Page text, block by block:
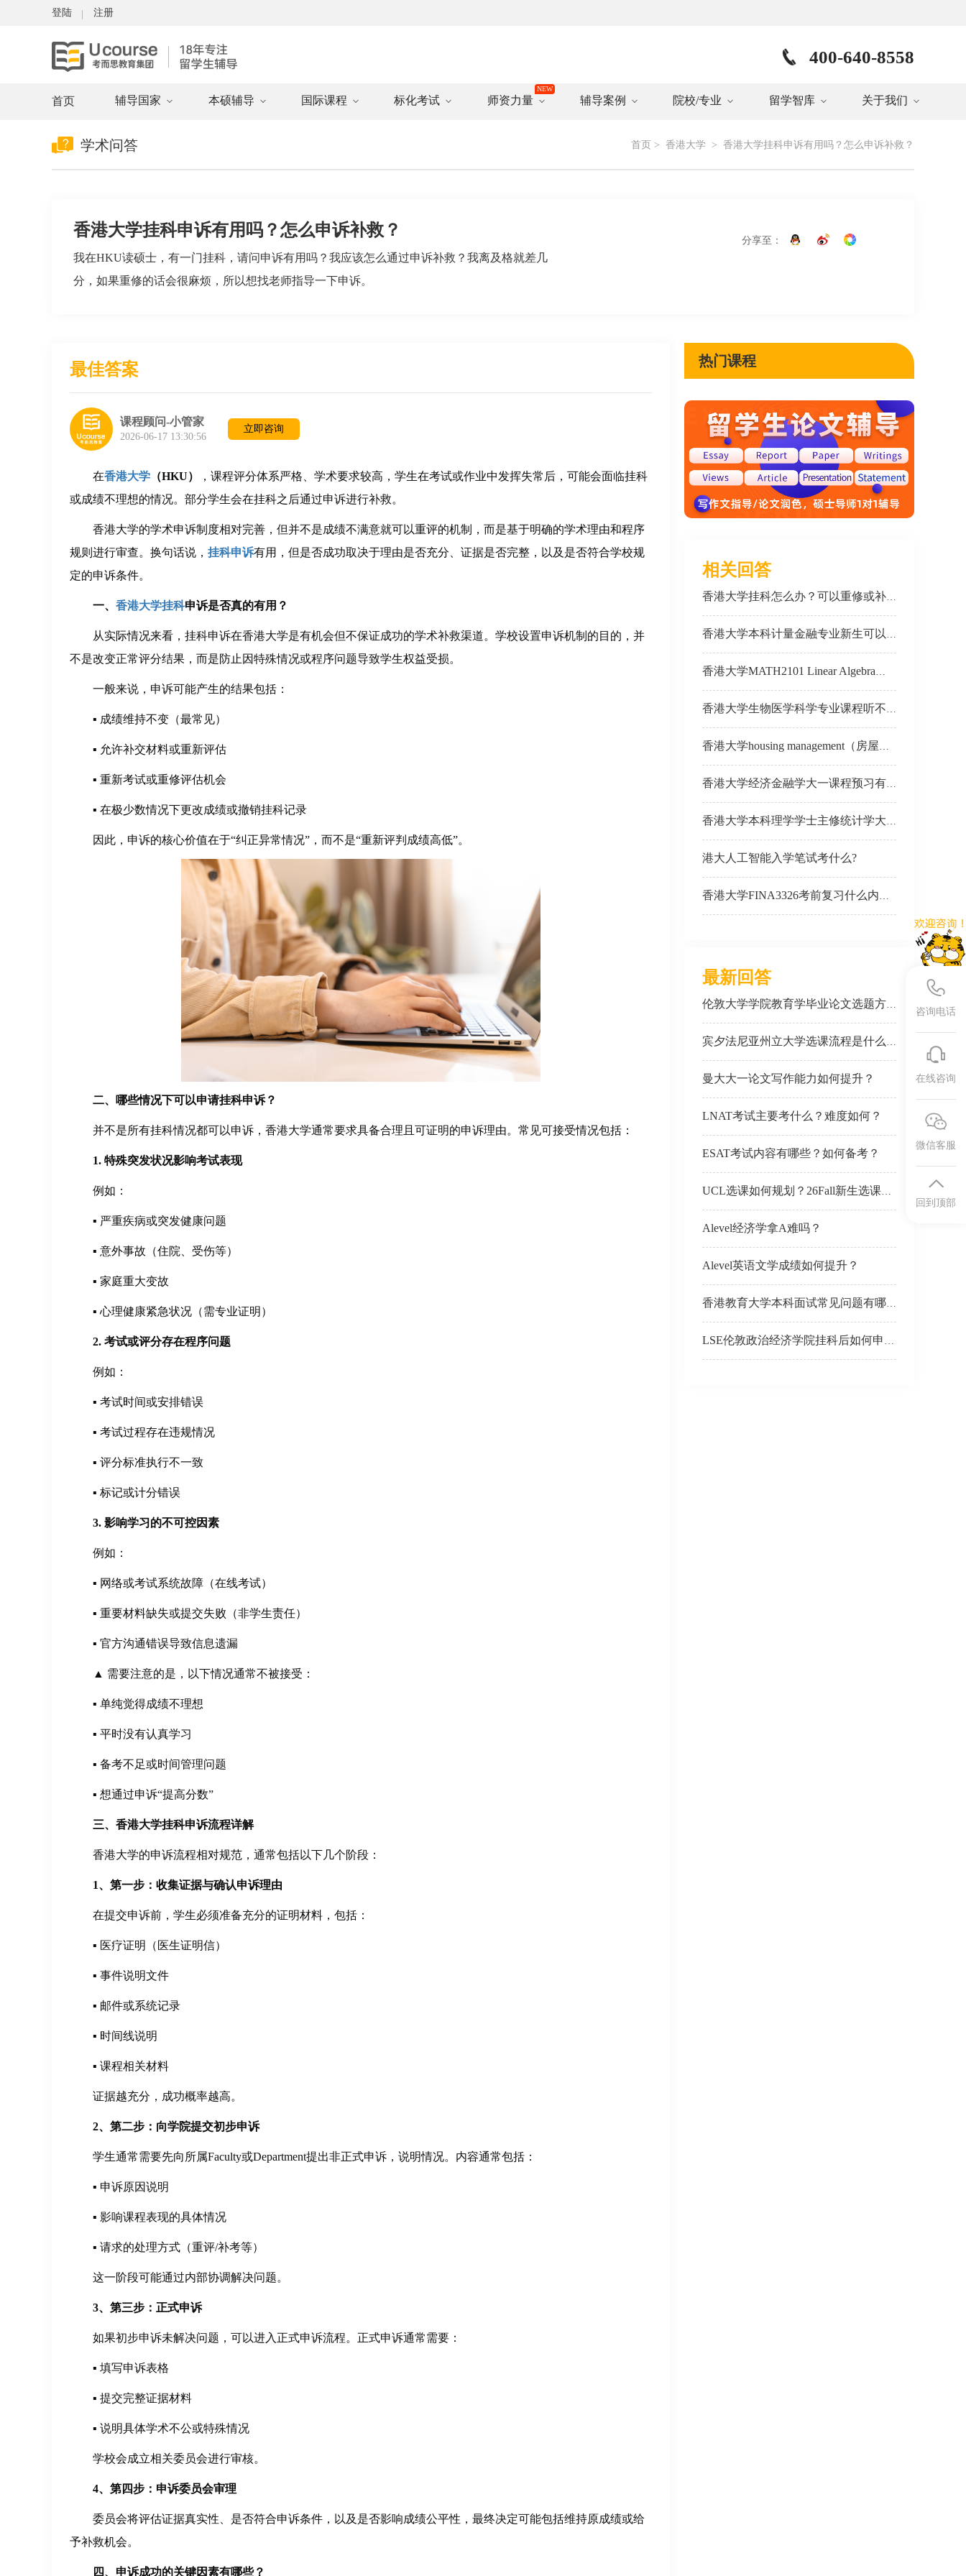
登陆 注册
400-640-8558
首页 辅导国家 本硕辅导 国际课程 标化考试 师资力量 辅导案例 院校/专业 留学智库 关于我们
学术问答 首页 > 香港大学 > 香港大学挂科申诉有用吗？怎么申诉补救？
香港大学挂科申诉有用吗？怎么申诉补救？
我在HKU读硕士，有一门挂科，请问申诉有用吗？我应该怎么通过申诉补救？我离及格就差几
分，如果重修的话会很麻烦，所以想找老师指导一下申诉。
分享至：
最佳答案
课程顾问-小管家
2026-06-17 13:30:56
立即咨询
在香港大学 （HKU）
，课程评分体系严格、学术要求较高，学生在考试或作业中发挥失常后，可能会面临挂科
或成绩不理想的情况。部分学生会在挂科之后通过申诉进行补救。
香港大学的学术申诉制度相对完善，但并不是成绩不满意就可以重评的机制，而是基于明确的学术理由和程序
规则进行审查。换句话说， 挂科申诉有用，但是否成功取决于理由是否充分、证据是否完整，以及是否符合学校规
定的申诉条件。
一、 香港大学挂科申诉是否真的有用？
从实际情况来看，挂科申诉在香港大学是有机会但不保证成功的学术补救渠道。学校设置申诉机制的目的，并
不是改变正常评分结果，而是防止因特殊情况或程序问题导致学生权益受损。
一般来说，申诉可能产生的结果包括：
▪ 成绩维持不变（最常见）
▪ 允许补交材料或重新评估
▪ 重新考试或重修评估机会
▪ 在极少数情况下更改成绩或撤销挂科记录
因此，申诉的核心价值在于“纠正异常情况”，而不是“重新评判成绩高低”。
二、哪些情况下可以申请挂科申诉？
并不是所有挂科情况都可以申诉，香港大学通常要求具备合理且可证明的申诉理由。常见可接受情况包括：
1. 特殊突发状况影响考试表现
例如：
▪ 严重疾病或突发健康问题
▪ 意外事故（住院、受伤等）
▪ 家庭重大变故
▪ 心理健康紧急状况（需专业证明）
2. 考试或评分存在程序问题
例如：
▪ 考试时间或安排错误
▪ 考试过程存在违规情况
▪ 评分标准执行不一致
▪ 标记或计分错误
3. 影响学习的不可控因素
例如：
▪ 网络或考试系统故障（在线考试）
▪ 重要材料缺失或提交失败（非学生责任）
▪ 官方沟通错误导致信息遗漏
▲ 需要注意的是，以下情况通常不被接受：
▪ 单纯觉得成绩不理想
▪ 平时没有认真学习
▪ 备考不足或时间管理问题
▪ 想通过申诉“提高分数”
三、香港大学挂科申诉流程详解
香港大学的申诉流程相对规范，通常包括以下几个阶段：
1、第一步：收集证据与确认申诉理由
在提交申诉前，学生必须准备充分的证明材料，包括：
▪ 医疗证明（医生证明信）
▪ 事件说明文件
▪ 邮件或系统记录
▪ 时间线说明
▪ 课程相关材料
证据越充分，成功概率越高。
2、第二步：向学院提交初步申诉
学生通常需要先向所属Faculty或Department提出非正式申诉，说明情况。内容通常包括：
▪ 申诉原因说明
▪ 影响课程表现的具体情况
▪ 请求的处理方式（重评/补考等）
这一阶段可能通过内部协调解决问题。
3、第三步：正式申诉
如果初步申诉未解决问题，可以进入正式申诉流程。正式申诉通常需要：
▪ 填写申诉表格
▪ 提交完整证据材料
▪ 说明具体学术不公或特殊情况
学校会成立相关委员会进行审核。
4、第四步：申诉委员会审理
委员会将评估证据真实性、是否符合申诉条件，以及是否影响成绩公平性，最终决定可能包括维持原成绩或给
予补救机会。
四、申诉成功的关键因素有哪些？
热门课程
相关回答
香港大学挂科怎么办？可以重修或补考吗？
香港大学本科计量金融专业新生可以预习哪些课程？
香港大学MATH2101 Linear Algebra线性代数学不明白怎么办？
香港大学生物医学科学专业课程听不懂怎么办？
香港大学housing management（房屋管理）笔试辅导
香港大学经济金融学大一课程预习有什么建议？
香港大学本科理学学士主修统计学大一课程预习哪些内容？
港大人工智能入学笔试考什么?
香港大学FINA3326考前复习什么内容？
最新回答
伦敦大学学院教育学毕业论文选题方向有推荐吗？
宾夕法尼亚州立大学选课流程是什么？26Fall新生如何选课？
曼大大一论文写作能力如何提升？
LNAT考试主要考什么？难度如何？
ESAT考试内容有哪些？如何备考？
UCL选课如何规划？26Fall新生选课需要注意什么？
Alevel经济学拿A难吗？
Alevel英语文学成绩如何提升？
香港教育大学本科面试常见问题有哪些？如何准备面试？
LSE伦敦政治经济学院挂科后如何申诉？
咨询电话
在线咨询
微信客服
回到顶部